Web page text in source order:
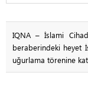
IQNA – İslami
beraberindeki heyet
uğurlama törenine